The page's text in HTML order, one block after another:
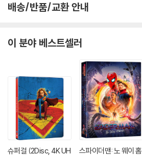
배송/반품/교환 안내
이 분야 베스트셀러
슈퍼걸 (2Disc, 4K UH
스파이더맨: 노 웨이 홈